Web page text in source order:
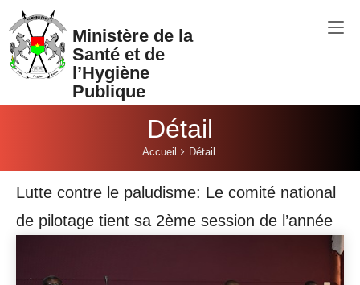
Aller au contenu principal
Ministère de la
Santé et de
l’Hygiène
Publique
Détail
Accueil Détail
Lutte contre le paludisme: Le comité national
de pilotage tient sa 2ème session de l’année